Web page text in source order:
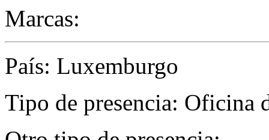
Marcas:
País: Luxemburgo
Tipo de presencia: Oficina